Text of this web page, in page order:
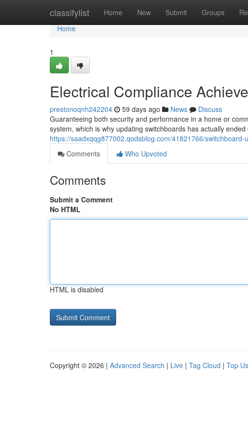
classifylist Home New Submit Groups
Home
Home
1
Electrical Compliance
prestonoqnh242204 59 days ago News
Discuss
Guaranteeing both security and performance in a home or
system, which is why updating switchboards has actually
https://saadxqqg877002.qodsblog.com/41821766/
Comments
Who Upvoted
Comments
Submit a Comment
No HTML
HTML is disabled
Copyright © 2026 | Advanced Search | Live | Tag Cloud | Top